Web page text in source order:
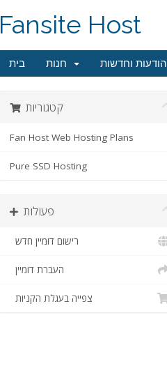
Fansite Host
בית הודעות וחדשות
קטגוריות
Fan Host Web Hosting Plans
Pure SSD Hosting
פעולות
רישום דומיין חדש
העברת דומיין
צפייה בעגלת הקניות